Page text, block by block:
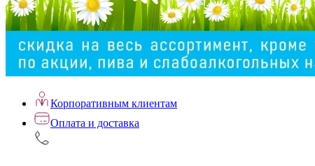
Корпоративным клиентам
Оплата и доставка